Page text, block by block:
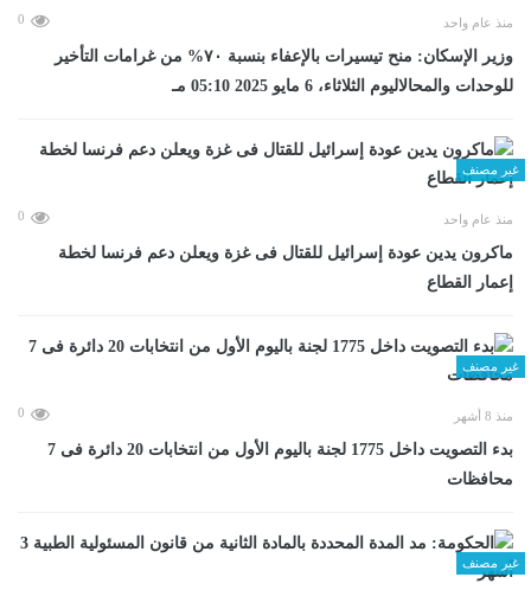
منذ عام واحد 0
وزير الإسكان: منح تيسيرات بالإعفاء بنسبة ٧٠% من غرامات التأخير
للوحدات والمحالاليوم الثلاثاء، 6 مايو 2025 05:10 مـ
غير مصنف
منذ عام واحد 0
ماكرون يدين عودة إسرائيل للقتال فى غزة ويعلن دعم فرنسا لخطة
إعمار القطاع
غير مصنف
منذ 8 أشهر 0
بدء التصويت داخل 1775 لجنة باليوم الأول من انتخابات 20 دائرة فى 7
محافظات
غير مصنف